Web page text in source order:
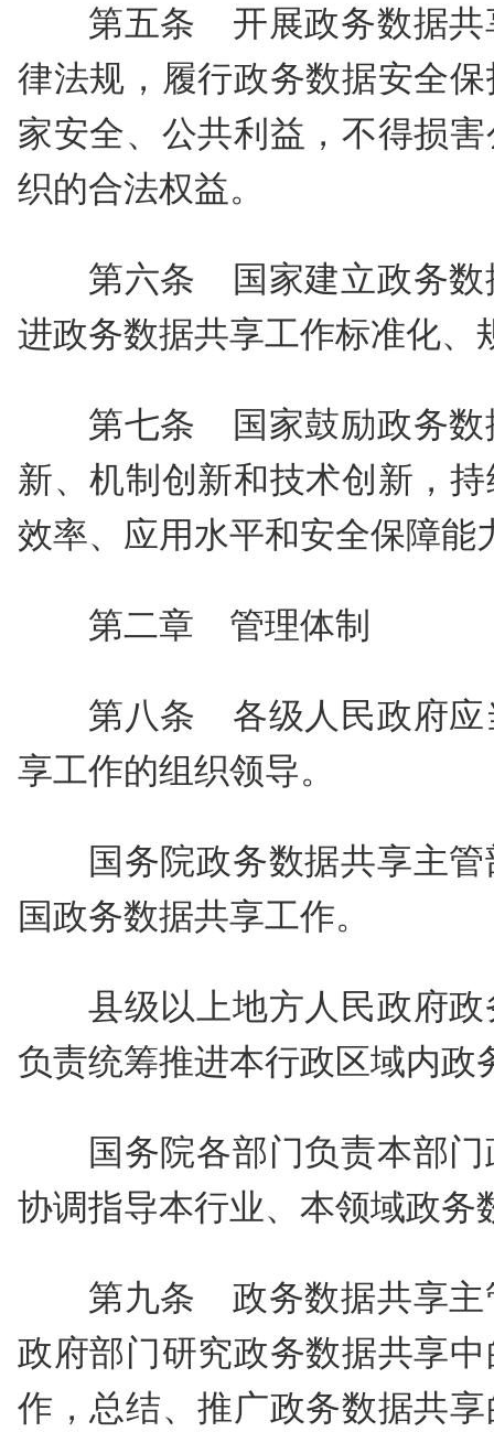
第五条 开展政务数据共
律法规，履行政务数据安全
家安全、公共利益，不得损
织的合法权益。
第六条 国家建立政务数
进政务数据共享工作标准化、
第七条 国家鼓励政务数
新、机制创新和技术创新，
效率、应用水平和安全保障能
第二章 管理体制
第八条 各级人民政府应
享工作的组织领导。
国务院政务数据共享主
国政务数据共享工作。
县级以上地方人民政府
负责统筹推进本行政区域内政
国务院各部门负责本部
协调指导本行业、本领域政务
第九条 政务数据共享主
政府部门研究政务数据共享
作，总结、推广政务数据共